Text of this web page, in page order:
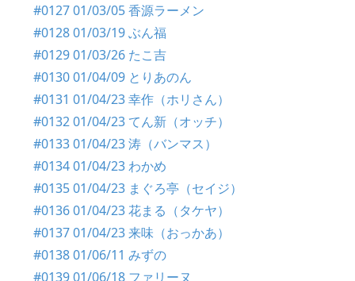
#0127 01/03/05 香源ラーメン
#0128 01/03/19 ぶん福
#0129 01/03/26 たこ吉
#0130 01/04/09 とりあのん
#0131 01/04/23 幸作（ホリさん）
#0132 01/04/23 てん新（オッチ）
#0133 01/04/23 涛（バンマス）
#0134 01/04/23 わかめ
#0135 01/04/23 まぐろ亭（セイジ）
#0136 01/04/23 花まる（タケヤ）
#0137 01/04/23 来味（おっかあ）
#0138 01/06/11 みずの
#0139 01/06/18 ファリーヌ